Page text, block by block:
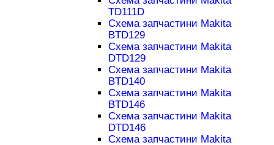
TD111D
Схема запчастини Makita
BTD129
Схема запчастини Makita
DTD129
Схема запчастини Makita
BTD140
Схема запчастини Makita
BTD146
Схема запчастини Makita
DTD146
Схема запчастини Makita